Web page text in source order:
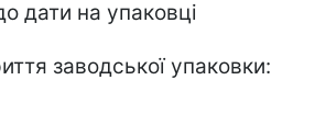
дати на упаковці
заводської упаковки: